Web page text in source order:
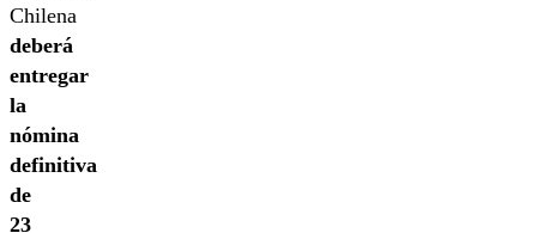
Chilena
deberá
entregar
la
nómina
definitiva
de
23